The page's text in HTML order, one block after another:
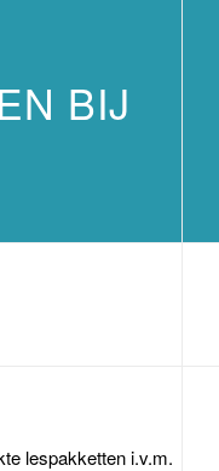
BIJ
lespakketten i.v.m.